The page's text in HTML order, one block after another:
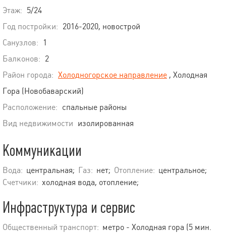
Этаж: 5/24
Год постройки: 2016-2020, новострой
Санузлов:
1
Балконов: 2
Район города: Холодногорское направление , Холодная
Гора (Новобаварский)
Расположение: спальные районы
Вид недвижимости изолированная
Коммуникации
Вода: центральная; Газ: нет; Отопление: центральное;
Счетчики: холодная вода, отопление;
Инфраструктура и сервис
Общественный транспорт: метро - Холодная гора (5 мин.